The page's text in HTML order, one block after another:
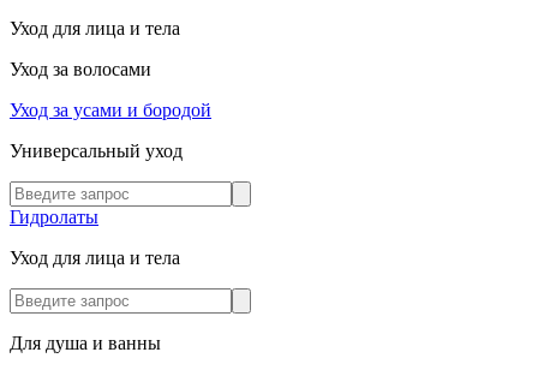
Уход для лица и тела
Уход за волосами
Уход за усами и бородой
Универсальный уход
Гидролаты
Уход для лица и тела
Для душа и ванны